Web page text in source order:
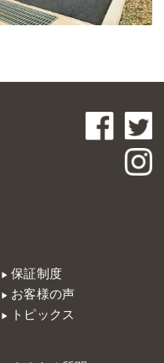
保証制度
お客様の声
トピックス